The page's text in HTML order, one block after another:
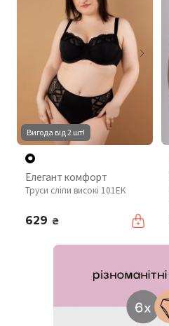
Вигода від 2 шт!
Елегант комфорт
Труси сліпи високі 101EK
629 ₴